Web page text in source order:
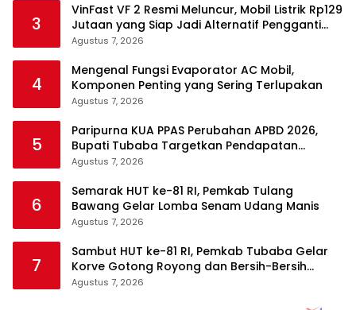
3
VinFast VF 2 Resmi Meluncur, Mobil Listrik Rp129
Jutaan yang Siap Jadi Alternatif Pengganti
Motor
Agustus 7, 2026
4
Mengenal Fungsi Evaporator AC Mobil,
Komponen Penting yang Sering Terlupakan
Agustus 7, 2026
5
Paripurna KUA PPAS Perubahan APBD 2026,
Bupati Tubaba Targetkan Pendapatan
Daerah Rp820,3 Miliar
Agustus 7, 2026
6
Semarak HUT ke-81 RI, Pemkab Tulang
Bawang Gelar Lomba Senam Udang Manis
Agustus 7, 2026
7
Sambut HUT ke-81 RI, Pemkab Tubaba Gelar
Korve Gotong Royong dan Bersih-Bersih
Serentak
Agustus 7, 2026